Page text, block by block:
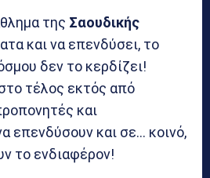
της Σαουδικής
και να επενδύσει, το
δεν το κερδίζει!
τέλος εκτός από
και
επενδύσουν και σε… κοινό,
το ενδιαφέρον!